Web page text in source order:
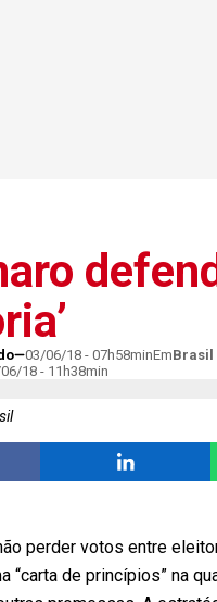
03/06/18 - 07h58minEmBrasil
18 - 11h38min
perder votos entre
“carta de princípios” na